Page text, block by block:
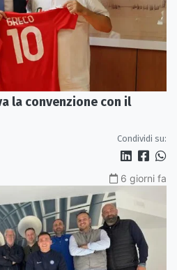
la convenzione con il
Condividi su:
6 giorni fa